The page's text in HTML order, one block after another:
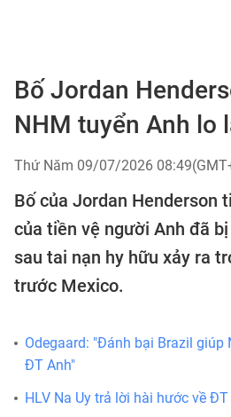
Bố Jordan
NHM tuyển Anh lo
Thứ Năm 09/07/2026
Bố của Jordan Henderson
của tiền vệ người Anh đã
sau tai nạn hy hữu xảy ra
trước Mexico.
Odegaard: "Đánh bại Brazil giúp
ĐT Anh"
HLV Na Uy trả lời hài hước về ĐT